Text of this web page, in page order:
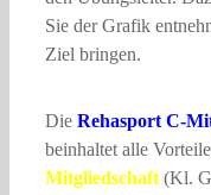
Sie der Grafik
Ziel bringen.
Die Rehasport C-
beinhaltet alle
Mitgliedschaft(Kl.